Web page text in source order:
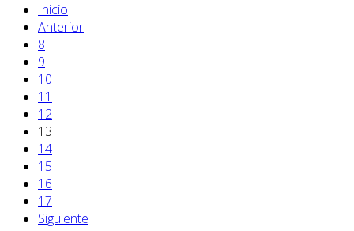
Inicio
Anterior
8
9
10
11
12
13
14
15
16
17
Siguiente